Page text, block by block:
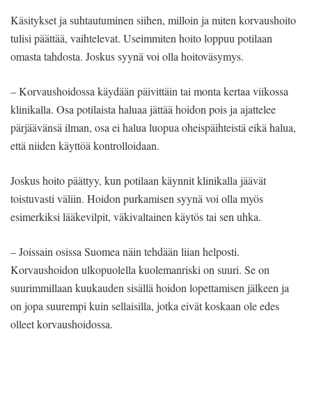
Käsitykset ja suhtautuminen siihen, milloin ja miten korvaushoito
tulisi päättää, vaihtelevat. Useimmiten hoito loppuu potilaan
omasta tahdosta. Joskus syynä voi olla hoitoväsymys.
– Korvaushoidossa käydään päivittäin tai monta kertaa viikossa
klinikalla. Osa potilaista haluaa jättää hoidon pois ja ajattelee
pärjäävänsä ilman, osa ei halua luopua oheispäihteistä eikä halua,
että niiden käyttöä kontrolloidaan.
Joskus hoito päättyy, kun potilaan käynnit klinikalla jäävät
toistuvasti väliin. Hoidon purkamisen syynä voi olla myös
esimerkiksi lääkevilpit, väkivaltainen käytös tai sen uhka.
– Joissain osissa Suomea näin tehdään liian helposti.
Korvaushoidon ulkopuolella kuolemanriski on suuri. Se on
suurimmillaan kuukauden sisällä hoidon lopettamisen jälkeen ja
on jopa suurempi kuin sellaisilla, jotka eivät koskaan ole edes
olleet korvaushoidossa.